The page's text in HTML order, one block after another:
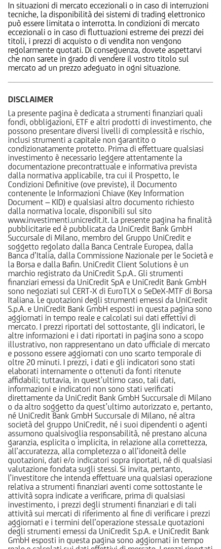
In situazioni di mercato eccezionali o in caso di interruzioni
tecniche, la disponibilità dei sistemi di trading elettronico
può essere limitata o interrotta. In condizioni di mercato
eccezionali o in caso di fluttuazioni estreme dei prezzi dei
titoli, i prezzi di acquisto o di vendita non vengono
regolarmente quotati. Di conseguenza, dovete aspettarvi
che non sarete in grado di vendere il vostro titolo sul
mercato ad un prezzo adeguato in ogni situazione.
DISCLAIMER
La presente pagina è dedicata a strumenti finanziari quali
fondi, obbligazioni, ETF e altri prodotti di investimento, che
possono presentare diversi livelli di complessità e rischio,
inclusi strumenti a capitale non garantito o
condizionatamente protetto. Prima di effettuare qualsiasi
investimento è necessario leggere attentamente la
documentazione precontrattuale e informativa prevista
dalla normativa applicabile, tra cui il Prospetto, le
Condizioni Definitive (ove previste), il Documento
contenente le Informazioni Chiave (Key Information
Document – KID) e qualsiasi altro documento richiesto
dalla normativa locale, disponibili sul sito
www.investimenti.unicredit.it. La presente pagina ha finalità
pubblicitarie ed è pubblicata da UniCredit Bank GmbH
Succursale di Milano, membro del Gruppo UniCredit e
soggetto regolato dalla Banca Centrale Europea, dalla
Banca d’Italia, dalla Commissione Nazionale per le Società e
la Borsa e dalla Bafin. UniCredit Client Solutions è un
marchio registrato da UniCredit S.p.A.. Gli strumenti
finanziari emessi da UniCredit SpA e UniCredit Bank GmbH
sono negoziati sul CERT-X di EuroTLX o SeDeX-MTF di Borsa
Italiana. Le quotazioni degli strumenti emessi da UniCredit
S.p.A. e UniCredit Bank GmbH esposti in questa pagina sono
aggiornati in tempo reale e calcolati sui dati effettivi di
mercato. I prezzi riportati del sottostante, gli indicatori, le
altre informazioni e i dati riportati in pagina sono a scopo
illustrativo, non rappresentano un dato ufficiale di mercato
e possono essere aggiornati con uno scarto temporale di
oltre 20 minuti. I prezzi, i dati e gli indicatori sono stati
elaborati internamente o ottenuti da fonti ritenute
affidabili; tuttavia, in quest’ultimo caso, tali dati,
informazioni e indicatori non sono stati verificati
direttamente da UniCredit Bank GmbH Succursale di Milano
o da altro soggetto da quest’ultimo autorizzato e, pertanto,
né UniCredit Bank GmbH Succursale di Milano, né altra
società del gruppo UniCredit, né i suoi dipendenti o agenti
assumono qualsivoglia responsabilità, né prestano alcuna
garanzia, esplicita o implicita, in relazione alla correttezza,
all’accuratezza, alla completezza o all’idoneità delle
quotazioni, dati e/o indicatori sopra riportati, né di qualsiasi
valutazione fondata sugli stessi. Si invita, pertanto,
l’investitore che intenda effettuare una qualsiasi operazione
relativa a strumenti finanziari aventi come sottostante le
attività sopra indicate a verificare, prima di qualsiasi
investimento, i prezzi degli strumenti finanziari e di tali
attività sui mercati di riferimento al fine di verificare i prezzi
aggiornati e i termini dell’operazione stessa.Le quotazioni
degli strumenti emessi da UniCredit S.p.A. e UniCredit Bank
GmbH esposti in questa pagina sono aggiornati in tempo